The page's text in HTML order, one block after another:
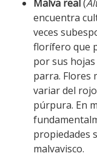
Malva real(
encuentra
veces
florífero que
por sus
parra. Flores
variar del
púrpura. En
propiedades
malvavisco.